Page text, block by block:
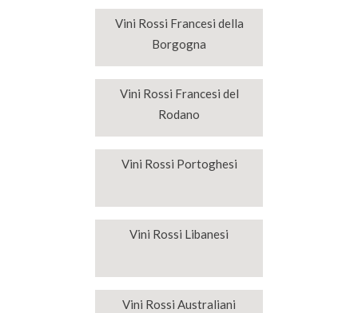
Vini Rossi Francesi della
Borgogna
Vini Rossi Francesi del
Rodano
Vini Rossi Portoghesi
Vini Rossi Libanesi
Vini Rossi Australiani